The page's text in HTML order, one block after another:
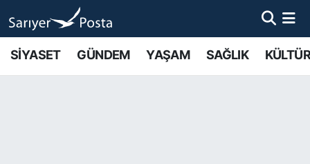
SİYASET GÜNDEM YAŞAM SAĞLIK
AKTUEL
İstanbul Nöbetçi Eczaneler